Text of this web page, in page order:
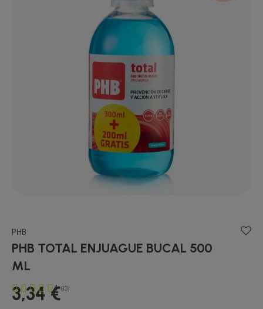
PHB
PHB TOTAL ENJUAGUE BUCAL 500
ML
3,34 €
4 (13)